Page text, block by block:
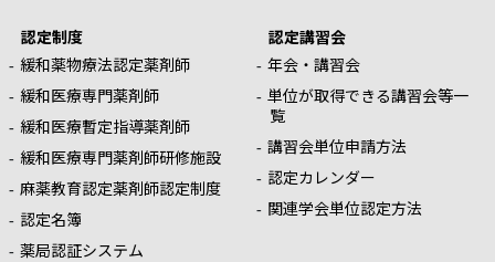
認定制度
緩和薬物療法認定薬剤師
緩和医療専門薬剤師
緩和医療暫定指導薬剤師
緩和医療専門薬剤師研修施設
麻薬教育認定薬剤師認定制度
認定名簿
薬局認証システム
認定講習会
年会・講習会
単位が取得できる講習会等一
覧
講習会単位申請方法
認定カレンダー
関連学会単位認定方法